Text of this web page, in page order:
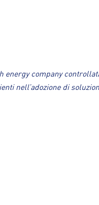
energy company
nell’adozione di